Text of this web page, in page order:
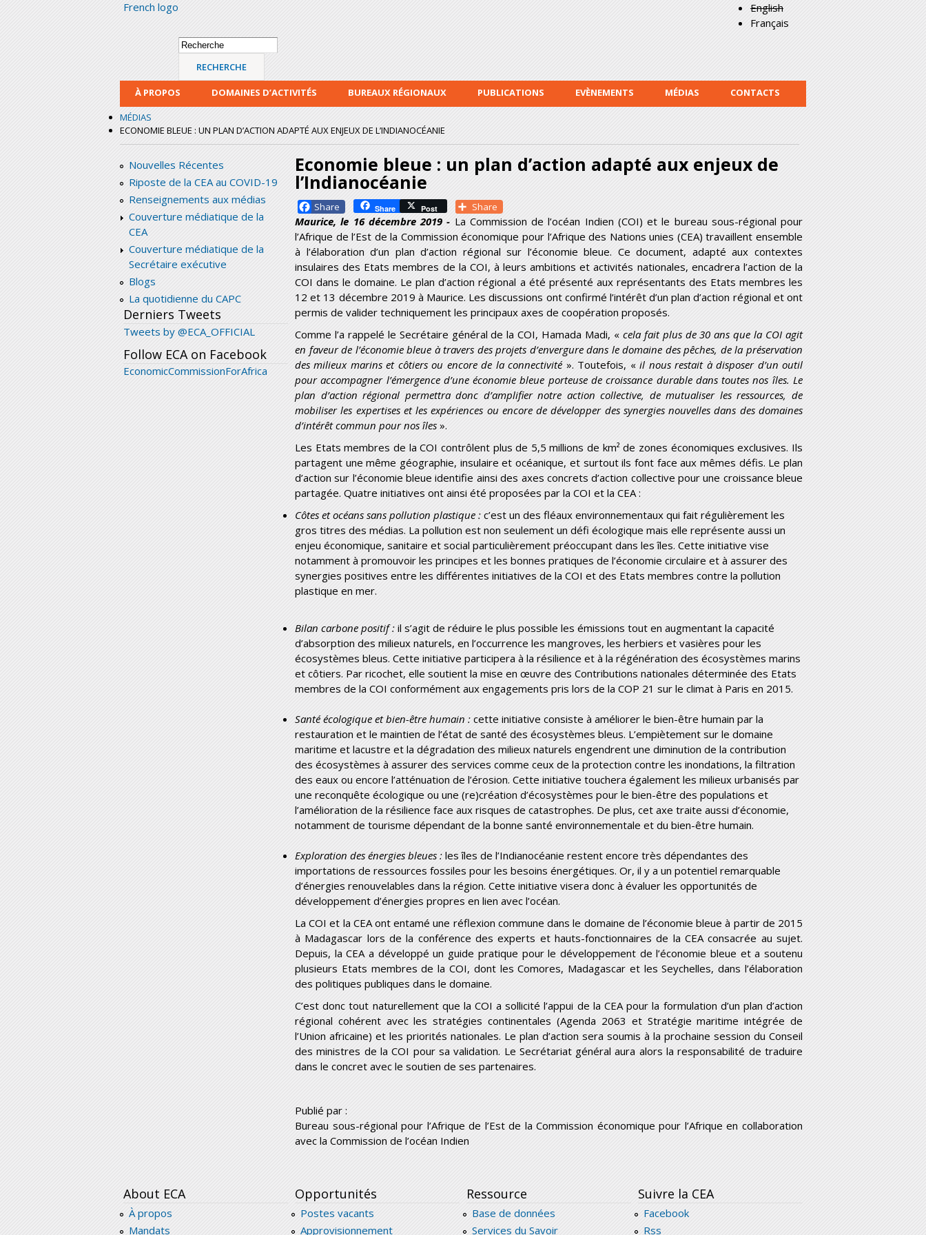
French logo
English
Français
Formulaire de
recherche
Recherche
À PROPOS DOMAINES D’ACTIVITÉS BUREAUX RÉGIONAUX PUBLICATIONS EVÈNEMENTS MÉDIAS
CONTACTS
MÉDIAS
ECONOMIE BLEUE : UN PLAN D’ACTION ADAPTÉ AUX ENJEUX DE L’INDIANOCÉANIE
Nouvelles Récentes
Riposte de la CEA au COVID-19
Renseignements aux médias
Couverture médiatique de la
CEA
Couverture médiatique de la
Secrétaire exécutive
Blogs
La quotidienne du CAPC
Derniers Tweets
Tweets by @ECA_OFFICIAL
Follow ECA on Facebook
EconomicCommissionForAfrica
Economie bleue : un plan d’action adapté aux enjeux de
l’Indianocéanie
Facebook Share Post Share
Maurice, le 16 décembre 2019 - La Commission de l’océan Indien (COI) et le bureau sous-régional pour
l’Afrique de l’Est de la Commission économique pour l’Afrique des Nations unies (CEA) travaillent ensemble
à l’élaboration d’un plan d’action régional sur l’économie bleue. Ce document, adapté aux contextes
insulaires des Etats membres de la COI, à leurs ambitions et activités nationales, encadrera l’action de la
COI dans le domaine. Le plan d’action régional a été présenté aux représentants des Etats membres les
12 et 13 décembre 2019 à Maurice. Les discussions ont confirmé l’intérêt d’un plan d’action régional et ont
permis de valider techniquement les principaux axes de coopération proposés.
Comme l’a rappelé le Secrétaire général de la COI, Hamada Madi, « cela fait plus de 30 ans que la COI agit
en faveur de l’économie bleue à travers des projets d’envergure dans le domaine des pêches, de la préservation
des milieux marins et côtiers ou encore de la connectivité ». Toutefois, «il nous restait à disposer d’un outil
pour accompagner l’émergence d’une économie bleue porteuse de croissance durable dans toutes nos îles. Le
plan d’action régional permettra donc d’amplifier notre action collective, de mutualiser les ressources, de
mobiliser les expertises et les expériences ou encore de développer des synergies nouvelles dans des domaines
d’intérêt commun pour nos îles ».
Les Etats membres de la COI contrôlent plus de 5,5 millions de km² de zones économiques exclusives. Ils
partagent une même géographie, insulaire et océanique, et surtout ils font face aux mêmes défis. Le plan
d’action sur l’économie bleue identifie ainsi des axes concrets d’action collective pour une croissance bleue
partagée. Quatre initiatives ont ainsi été proposées par la COI et la CEA :
Côtes et océans sans pollution plastique : c’est un des fléaux environnementaux qui fait régulièrement les
gros titres des médias. La pollution est non seulement un défi écologique mais elle représente aussi un
enjeu économique, sanitaire et social particulièrement préoccupant dans les îles. Cette initiative vise
notamment à promouvoir les principes et les bonnes pratiques de l’économie circulaire et à assurer des
synergies positives entre les différentes initiatives de la COI et des Etats membres contre la pollution
plastique en mer.
Bilan carbone positif : il s’agit de réduire le plus possible les émissions tout en augmentant la capacité
d’absorption des milieux naturels, en l’occurrence les mangroves, les herbiers et vasières pour les
écosystèmes bleus. Cette initiative participera à la résilience et à la régénération des écosystèmes marins
et côtiers. Par ricochet, elle soutient la mise en œuvre des Contributions nationales déterminée des Etats
membres de la COI conformément aux engagements pris lors de la COP 21 sur le climat à Paris en 2015.
Santé écologique et bien-être humain : cette initiative consiste à améliorer le bien-être humain par la
restauration et le maintien de l’état de santé des écosystèmes bleus. L’empiètement sur le domaine
maritime et lacustre et la dégradation des milieux naturels engendrent une diminution de la contribution
des écosystèmes à assurer des services comme ceux de la protection contre les inondations, la filtration
des eaux ou encore l’atténuation de l’érosion. Cette initiative touchera également les milieux urbanisés par
une reconquête écologique ou une (re)création d’écosystèmes pour le bien-être des populations et
l’amélioration de la résilience face aux risques de catastrophes. De plus, cet axe traite aussi d’économie,
notamment de tourisme dépendant de la bonne santé environnementale et du bien-être humain.
Exploration des énergies bleues : les îles de l’Indianocéanie restent encore très dépendantes des
importations de ressources fossiles pour les besoins énergétiques. Or, il y a un potentiel remarquable
d’énergies renouvelables dans la région. Cette initiative visera donc à évaluer les opportunités de
développement d’énergies propres en lien avec l’océan.
La COI et la CEA ont entamé une réflexion commune dans le domaine de l’économie bleue à partir de 2015
à Madagascar lors de la conférence des experts et hauts-fonctionnaires de la CEA consacrée au sujet.
Depuis, la CEA a développé un guide pratique pour le développement de l’économie bleue et a soutenu
plusieurs Etats membres de la COI, dont les Comores, Madagascar et les Seychelles, dans l’élaboration
des politiques publiques dans le domaine.
C’est donc tout naturellement que la COI a sollicité l’appui de la CEA pour la formulation d’un plan d’action
régional cohérent avec les stratégies continentales (Agenda 2063 et Stratégie maritime intégrée de
l’Union africaine) et les priorités nationales. Le plan d’action sera soumis à la prochaine session du Conseil
des ministres de la COI pour sa validation. Le Secrétariat général aura alors la responsabilité de traduire
dans le concret avec le soutien de ses partenaires.
Publié par :
Bureau sous-régional pour l’Afrique de l’Est de la Commission économique pour l’Afrique en collaboration
avec la Commission de l’océan Indien
About ECA
À propos
Mandats
Opportunités
Postes vacants
Approvisionnement
Ressource
Base de données
Services du Savoir
Suivre la CEA
Facebook
Rss